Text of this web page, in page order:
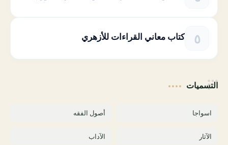
كتاب معاني القراءات للأزهري
التسميات